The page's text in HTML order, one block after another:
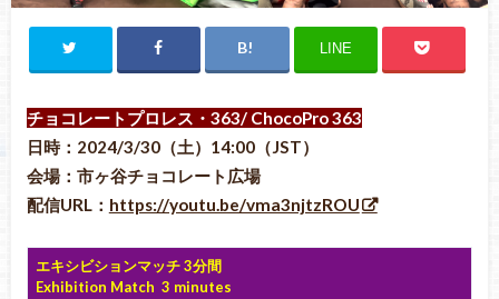
LINE
チョコレートプロレス・363/ ChocoPro 363
日時：2024/3/30（土）14:00（JST）
会場：市ヶ谷チョコレート広場
配信URL： https://youtu.be/vma3njtzROU
エキシビションマッチ 3分間
Exhibition Match 3 minutes